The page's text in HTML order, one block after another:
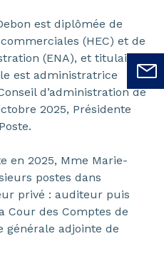
est diplômée de
(HEC) et de
(ENA), et titulaire
est administratrice
d’administration de
2025, Présidente
en 2025, Mme Marie-
postes dans
privé : auditeur puis
Cour des Comptes de
générale adjointe de